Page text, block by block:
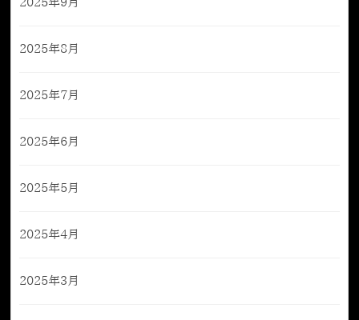
2025年9月
2025年8月
2025年7月
2025年6月
2025年5月
2025年4月
2025年3月